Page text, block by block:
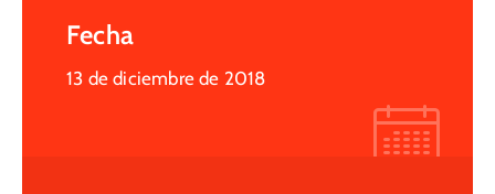
Fecha
13 de diciembre de 2018